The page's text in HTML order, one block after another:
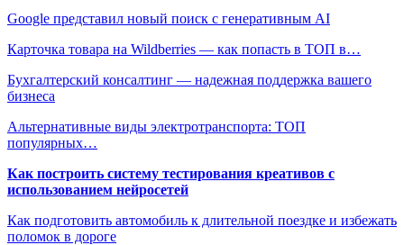
Google представил новый поиск с генеративным AI
Карточка товара на Wildberries — как попасть в ТОП в…
Бухгалтерский консалтинг — надежная поддержка вашего
бизнеса
Альтернативные виды электротранспорта: ТОП
популярных…
Как построить систему тестирования креативов с
использованием нейросетей
Как подготовить автомобиль к длительной поездке и избежать
поломок в дороге